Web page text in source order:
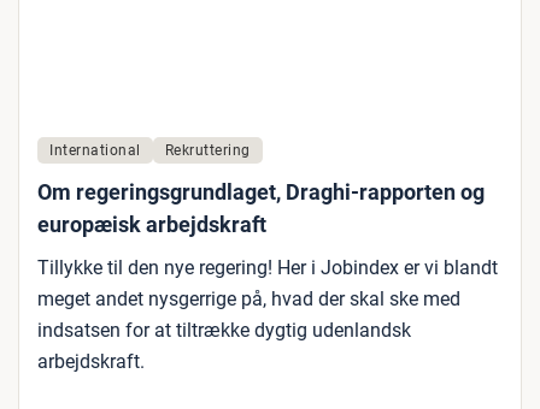
International Rekruttering
Om regeringsgrundlaget, Draghi-rapporten og
europæisk arbejdskraft
Tillykke til den nye regering! Her i Jobindex er vi blandt
meget andet nysgerrige på, hvad der skal ske med
indsatsen for at tiltrække dygtig udenlandsk
arbejdskraft.